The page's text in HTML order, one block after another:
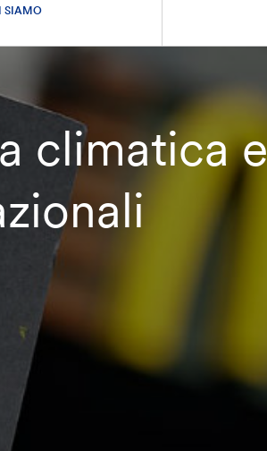
SIAMO
climatica e